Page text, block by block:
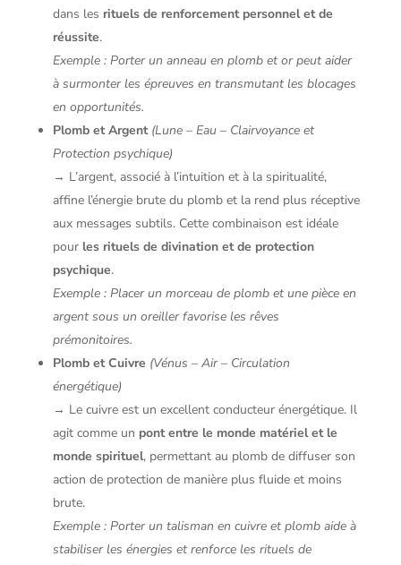
dans les rituels de renforcement personnel et de
réussite.
Exemple : Porter un anneau en plomb et or peut aider
à surmonter les épreuves en transmutant les blocages
en opportunités.
Plomb et Argent (Lune – Eau – Clairvoyance et
Protection psychique)
→ L’argent, associé à l’intuition et à la spiritualité,
affine l’énergie brute du plomb et la rend plus réceptive
aux messages subtils. Cette combinaison est idéale
pour les rituels de divination et de protection
psychique.
Exemple : Placer un morceau de plomb et une pièce en
argent sous un oreiller favorise les rêves
prémonitoires.
Plomb et Cuivre (Vénus – Air – Circulation
énergétique)
→ Le cuivre est un excellent conducteur énergétique. Il
agit comme un pont entre le monde matériel et le
monde spirituel, permettant au plomb de diffuser son
action de protection de manière plus fluide et moins
brute.
Exemple : Porter un talisman en cuivre et plomb aide à
stabiliser les énergies et renforce les rituels de